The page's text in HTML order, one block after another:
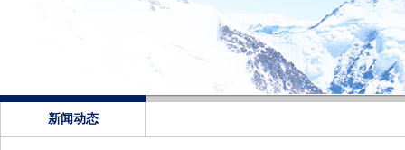
新闻动态